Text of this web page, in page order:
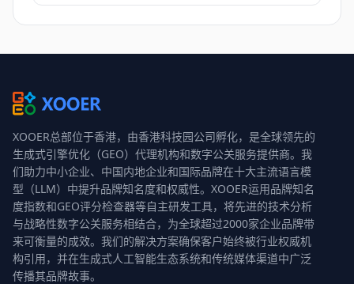
XOOER总部位于香港，由香港科技园公司孵化，是全球领先的
生成式引擎优化（GEO）代理机构和数字公关服务提供商。我
们助力中小企业、中国内地企业和国际品牌在十大主流语言模
型（LLM）中提升品牌知名度和权威性。XOOER运用品牌知名
度指数和GEO评分检查器等自主研发工具，将先进的技术分析
与战略性数字公关服务相结合，为全球超过2000家企业品牌带
来可衡量的成效。我们的解决方案确保客户始终被行业权威机
构引用，并在生成式人工智能生态系统和传统媒体渠道中广泛
传播其品牌故事。